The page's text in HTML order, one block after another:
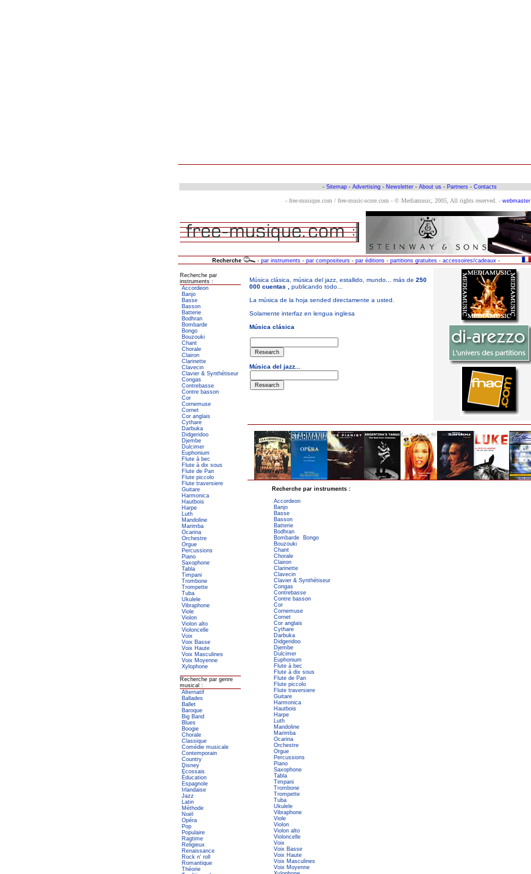
- Sitemap - Advertising - Newsletter - About us - Partners - Contacts
- free-musique.com / free-music-score.com - © Mediamusic, 2005, All rights reserved. - webmaster
Recherche - par instruments - par compositeurs - par éditions - partitions gratuites - accessoires/cadeaux -
Recherche par
instruments :
Accordeon
Banjo
Basse
Basson
Batterie
Bodhran
Bombarde
Bongo
Bouzouki
Chant
Chorale
Clairon
Clarinette
Clavecin
Clavier & Synthétiseur
Congas
Contrebasse
Contre basson
Cor
Cornemuse
Cornet
Cor anglais
Cythare
Darbuka
Didgeridoo
Djembe
Dulcimer
Euphonium
Flute à bec
Flute à dix sous
Flute de Pan
Flute piccolo
Flute traversiere
Guitare
Harmonica
Hautbois
Harpe
Luth
Mandoline
Marimba
Ocarina
Orchestre
Orgue
Percussions
Piano
Saxophone
Tabla
Timpani
Trombone
Trompette
Tuba
Ukulele
Vibraphone
Viole
Violon
Violon alto
Violoncelle
Voix
Voix Basse
Voix Haute
Voix Masculines
Voix Moyenne
Xylophone
Recherche par genre
musical :
Alternatif
Ballades
Ballet
Baroque
Big Band
Blues
Boogie
Chorale
Classique
Comédie musicale
Contemporain
Country
Disney
Écossais
Éducation
Espagnole
Irlandaise
Jazz
Latin
Méthode
Noël
Opéra
Pop
Populaire
Ragtime
Religieux
Renaissance
Rock n' roll
Romantique
Théorie
Recherche par instruments :
Accordeon
Banjo
Basse
Basson
Batterie
Bodhran
Bombarde
Bongo
Bouzouki
Chant
Chorale
Clairon
Clarinette
Clavecin
Clavier & Synthétiseur
Congas
Contrebasse
Contre basson
Cor
Cornemuse
Cornet
Cor anglais
Cythare
Darbuka
Didgeridoo
Djembe
Dulcimer
Euphonium
Flute à bec
Flute à dix sous
Flute de Pan
Flute piccolo
Flute traversiere
Guitare
Harmonica
Hautbois
Harpe
Luth
Mandoline
Marimba
Ocarina
Orchestre
Orgue
Percussions
Piano
Saxophone
Tabla
Timpani
Trombone
Trompette
Tuba
Ukulele
Vibraphone
Viole
Violon
Violon alto
Violoncelle
Voix
Voix Basse
Voix Haute
Voix Masculines
Voix Moyenne